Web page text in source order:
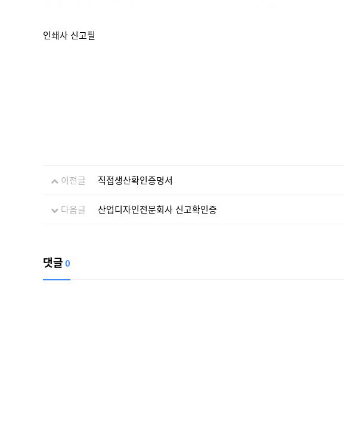
인쇄사 신고필
이전글 직접생산확인증명서
다음글 산업디자인전문회사 신고확인증
댓글0